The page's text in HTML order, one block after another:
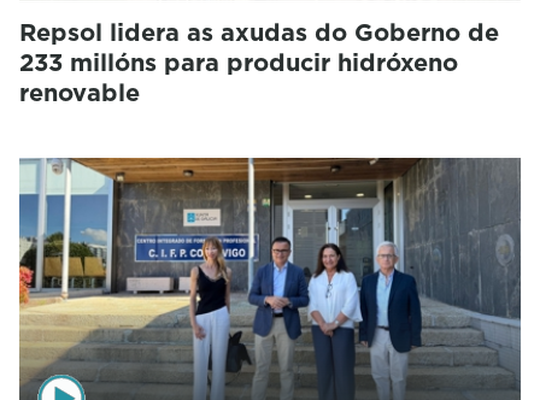
Repsol lidera as axudas do Goberno de
233 millóns para producir hidróxeno
renovable